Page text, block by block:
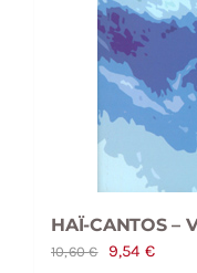
HAÏ-CANTOS –
10,60€
O
9,54 €O